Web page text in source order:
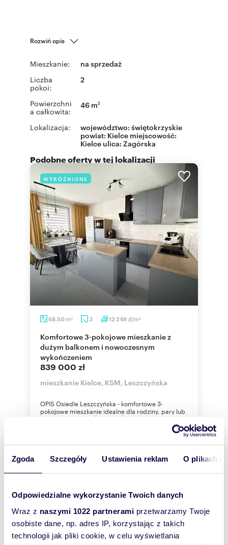
Zgoda Szczegóły Ustawienia reklam O plikach
Odpowiedzialne wykorzystanie Twoich danych
Wraz z naszymi 1022 partnerami przetwarzamy Twoje
osobiste dane, np. adres IP, korzystając z takich
technologii jak pliki cookie, w celu wyświetlania
Rozwiń opis
Mieszkanie: na sprzedaż
Liczba
pokoi:
2
Powierzchni
a całkowita:
46 m2
Lokalizacja: województwo: świętokrzyskie
powiat: Kielce miejscowość:
Kielce ulica: Zagórska
Podobne oferty w tej lokalizacji
WYRÓŻNIONE
68,50 m2 3 12 248zł/m2
Komfortowe 3-pokojowe mieszkanie z
dużym balkonem i nowoczesnym
wykończeniem
839 000 zł
mieszkanie Kielce, KSM, Leszczyńska
OPIS Osiedle Leszczyńska - komfortowe 3-
pokojowe mieszkanie idealne dla rodziny, pary lub
inwestora. BEZ POŚREDNIKÓW - Agencjom ...
WYRÓŻNIONE